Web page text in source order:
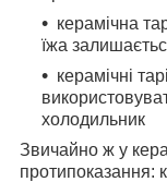
керамічна
їжа
керамічні
холодильник
Звичайно ж у
протипоказання: